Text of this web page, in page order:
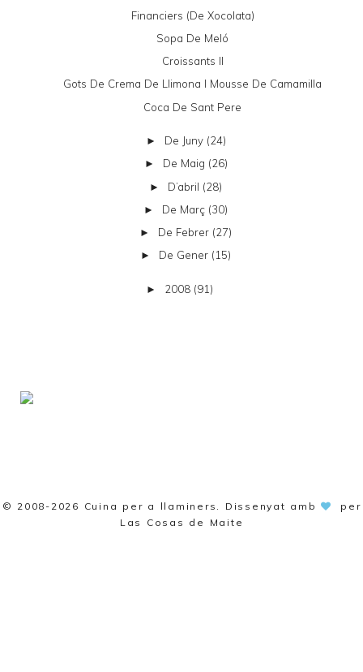
Financiers (de Xocolata)
Sopa De Meló
Croissants II
Gots De Crema De Llimona I Mousse De Camamilla
Coca De Sant Pere
► De Juny (24)
► De Maig (26)
► D’abril (28)
► De Març (30)
► De Febrer (27)
► De Gener (15)
► 2008 (91)
© 2008-2026 Cuina per a llaminers . Dissenyat amb
per
Las Cosas de Maite